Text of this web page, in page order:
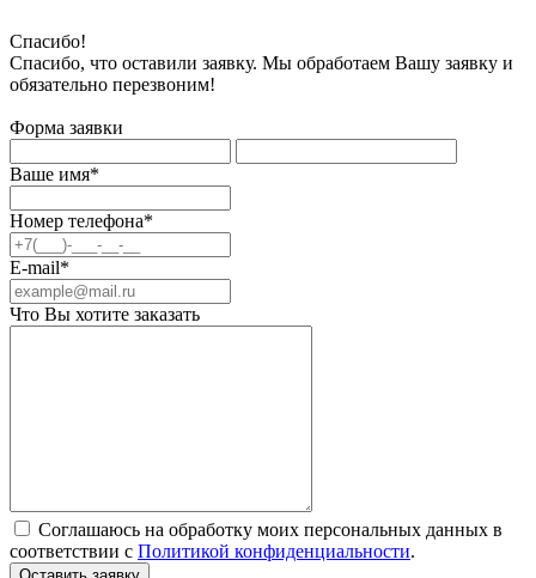
Спасибо!
Спасибо, что оставили заявку. Мы обработаем Вашу заявку и
обязательно перезвоним!
Форма заявки
Ваше имя*
Номер телефона*
E-mail*
Что Вы хотите заказать
Соглашаюсь на обработку моих персональных данных в
соответствии с Политикой конфиденциальности.